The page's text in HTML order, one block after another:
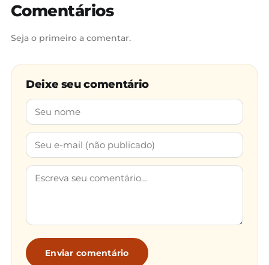
Comentários
Seja o primeiro a comentar.
Deixe seu comentário
Enviar comentário